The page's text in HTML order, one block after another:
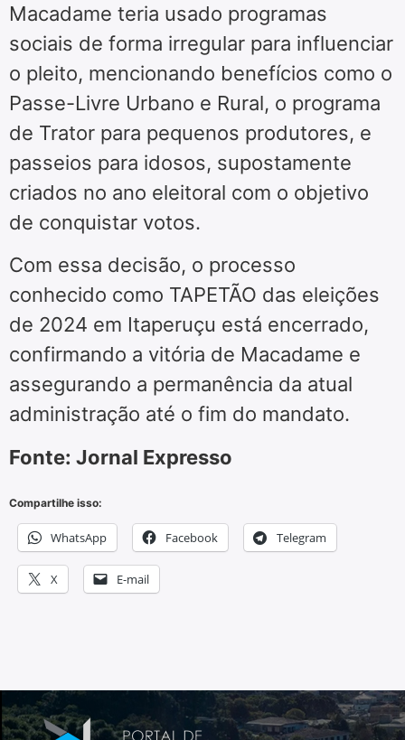
Macadame teria usado programas
sociais de forma irregular para influenciar
o pleito, mencionando benefícios como o
Passe-Livre Urbano e Rural, o programa
de Trator para pequenos produtores, e
passeios para idosos, supostamente
criados no ano eleitoral com o objetivo
de conquistar votos.
Com essa decisão, o processo
conhecido como TAPETÃO das eleições
de 2024 em Itaperuçu está encerrado,
confirmando a vitória de Macadame e
assegurando a permanência da atual
administração até o fim do mandato.
Fonte: Jornal Expresso
Compartilhe isso:
WhatsApp Facebook Telegram
X E-mail